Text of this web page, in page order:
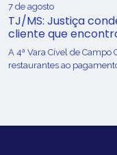
7 de agosto
TJ/MS: Justiça
cliente que
A 4ª Vara Cível de
restaurantes ao